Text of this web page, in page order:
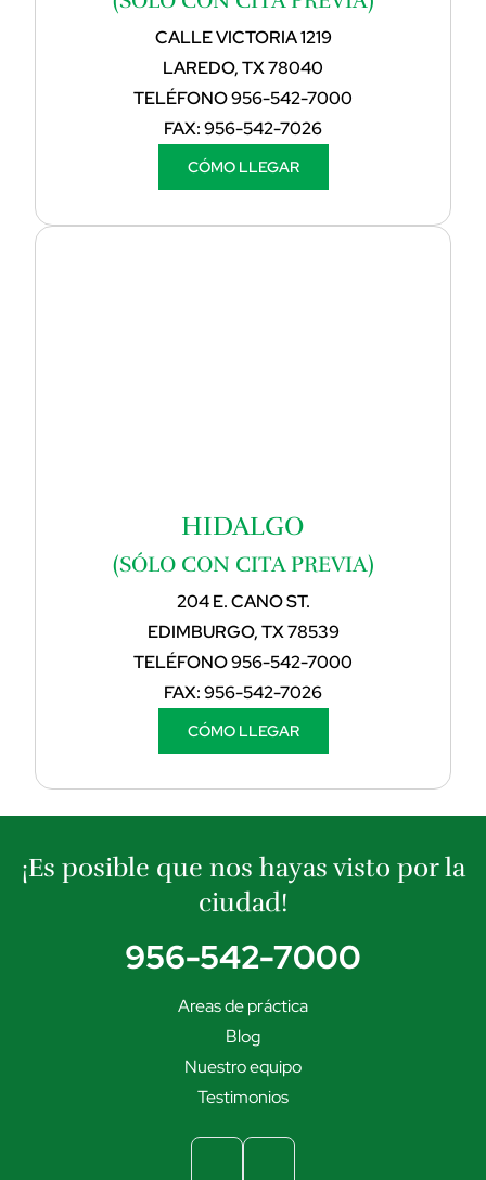
CALLE VICTORIA 1219
LAREDO, TX 78040
TELÉFONO956-542-7000
FAX:956-542-7026
CÓMO LLEGAR
HIDALGO
(SÓLO CON CITA PREVIA)
204 E. CANO ST.
EDIMBURGO, TX 78539
TELÉFONO956-542-7000
FAX:956-542-7026
CÓMO LLEGAR
¡Es posible que nos hayas visto por la
ciudad!
956-542-7000
Areas de práctica
Blog
Nuestro equipo
Testimonios